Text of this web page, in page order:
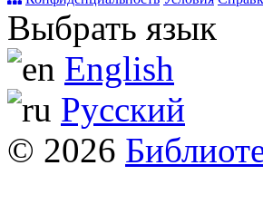
Выбрать язык
English
Русский
© 2026